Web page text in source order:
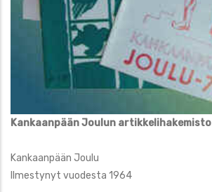
Kankaanpään Joulun artikkelihakemisto
Kankaanpään Joulu
Ilmestynyt vuodesta 1964